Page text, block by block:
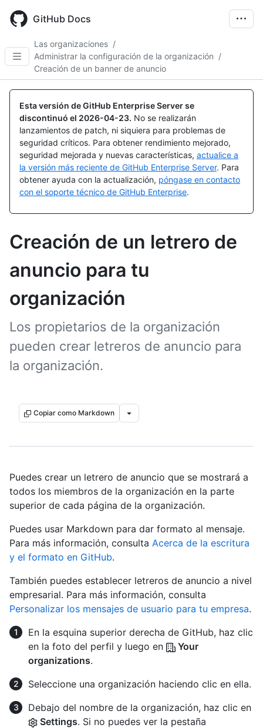
main
GitHub Docs
Las organizaciones /
Administrar la configuración de la organización /
Creación de un banner de anuncio
Esta versión de GitHub Enterprise Server se
discontinuó el 2026-04-23. No se realizarán
lanzamientos de patch, ni siquiera para problemas de
seguridad críticos. Para obtener rendimiento mejorado,
seguridad mejorada y nuevas características, actualice a
la versión más reciente de GitHub Enterprise Server. Para
obtener ayuda con la actualización, póngase en contacto
con el soporte técnico de GitHub Enterprise.
Creación de un letrero de
anuncio para tu
organización
Los propietarios de la organización
pueden crear letreros de anuncio para
la organización.
Copiar como Markdown
Puedes crear un letrero de anuncio que se mostrará a
todos los miembros de la organización en la parte
superior de cada página de la organización.
Puedes usar Markdown para dar formato al mensaje.
Para más información, consulta Acerca de la escritura
y el formato en GitHub.
También puedes establecer letreros de anuncio a nivel
empresarial. Para más información, consulta
Personalizar los mensajes de usuario para tu empresa.
En la esquina superior derecha de GitHub, haz clic
en la foto del perfil y luego en
Your
organizations.
Seleccione una organización haciendo clic en ella.
Debajo del nombre de la organización, haz clic en
Settings. Si no puedes ver la pestaña